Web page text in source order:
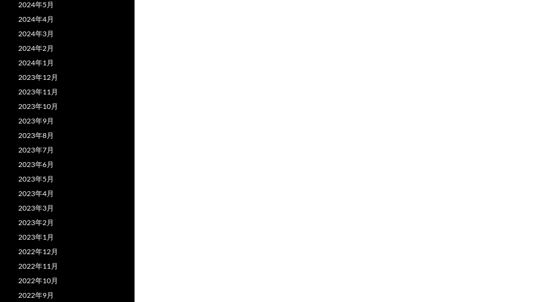
2024年5月
2024年4月
2024年3月
2024年2月
2024年1月
2023年12月
2023年11月
2023年10月
2023年9月
2023年8月
2023年7月
2023年6月
2023年5月
2023年4月
2023年3月
2023年2月
2023年1月
2022年12月
2022年11月
2022年10月
2022年9月